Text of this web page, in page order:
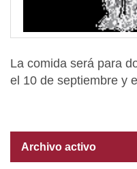
La comida será para
el 10 de septiembre y
Archivo activo